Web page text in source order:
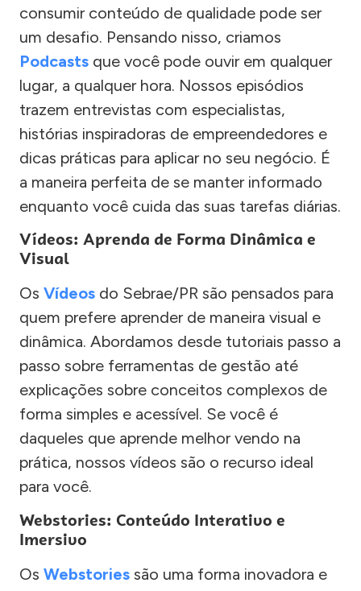
consumir conteúdo de qualidade pode ser
um desafio. Pensando nisso, criamos
Podcasts que você pode ouvir em qualquer
lugar, a qualquer hora. Nossos episódios
trazem entrevistas com especialistas,
histórias inspiradoras de empreendedores e
dicas práticas para aplicar no seu negócio. É
a maneira perfeita de se manter informado
enquanto você cuida das suas tarefas diárias.
Vídeos: Aprenda de Forma Dinâmica e
Visual
Os Vídeos do Sebrae/PR são pensados para
quem prefere aprender de maneira visual e
dinâmica. Abordamos desde tutoriais passo a
passo sobre ferramentas de gestão até
explicações sobre conceitos complexos de
forma simples e acessível. Se você é
daqueles que aprende melhor vendo na
prática, nossos vídeos são o recurso ideal
para você.
Webstories: Conteúdo Interativo e
Imersivo
Os Webstories são uma forma inovadora e